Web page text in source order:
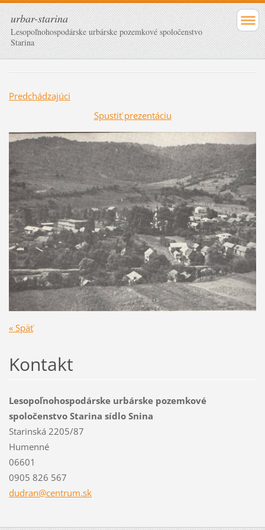
urbar-starina
Lesopoľnohospodárske urbárske pozemkové spoločenstvo
Starina
Predchádzajúci
Spustiť prezentáciu
« Späť
Kontakt
Lesopoľnohospodárske urbárske pozemkové
spoločenstvo Starina sídlo Snina
Starinská 2205/87
Humenné
06601
0905 826 567
dudran@centrum.sk